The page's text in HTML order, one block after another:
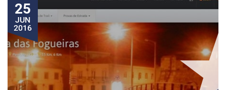
25
JUN
2016